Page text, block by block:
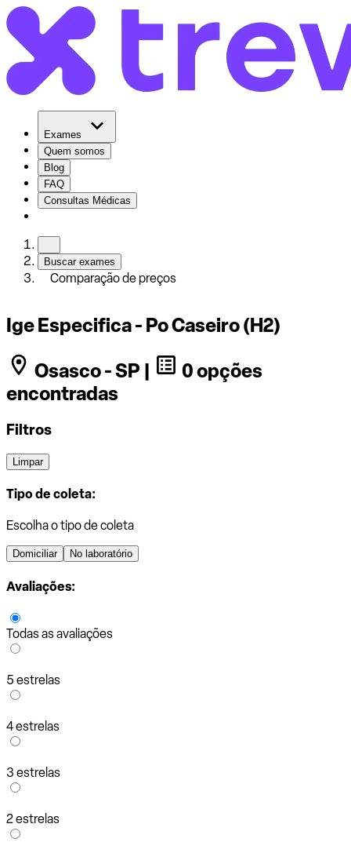
Exames
Quem somos
Blog
FAQ
Consultas Médicas
Buscar exames
Comparação de preços
Ige Especifica - Po Caseiro (H2)
Osasco - SP |
0 opções
encontradas
Filtros
Limpar
Tipo de coleta:
Escolha o tipo de coleta
Domiciliar No laboratório
Avaliações:
Todas as avaliações
5 estrelas
4 estrelas
3 estrelas
2 estrelas